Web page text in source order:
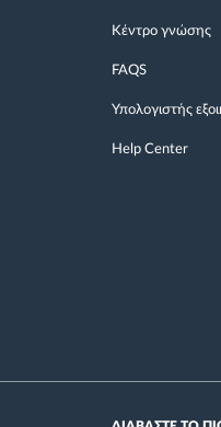
Κέντρο γνώσης
FAQS
Υπολογιστής
Help Center